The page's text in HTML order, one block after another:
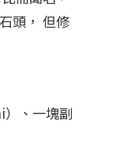
頭， 但修
、一塊副